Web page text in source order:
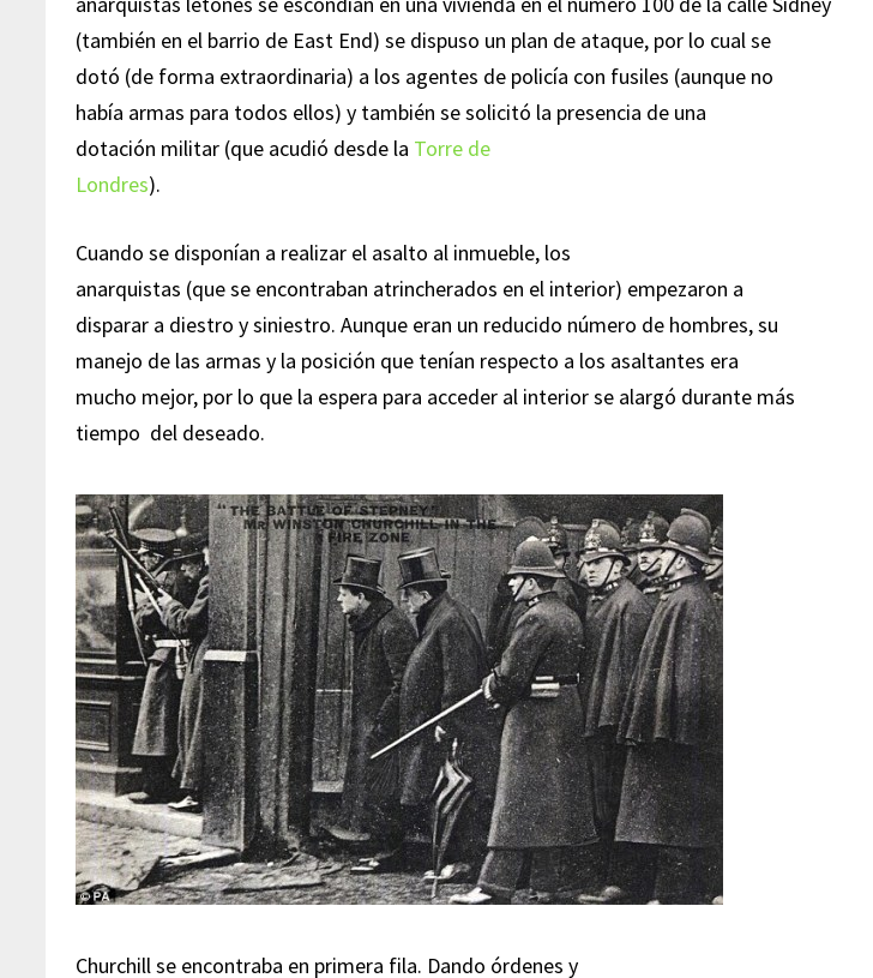
(también en el barrio de East End) se dispuso un plan de ataque, por lo cual se
dotó (de forma extraordinaria) a los agentes de policía con fusiles (aunque no
había armas para todos ellos) y también se solicitó la presencia de una
dotación militar (que acudió desde la Torre de
Londres).
Cuando se disponían a realizar el asalto al inmueble, los
anarquistas (que se encontraban atrincherados en el interior) empezaron a
disparar a diestro y siniestro. Aunque eran un reducido número de hombres, su
manejo de las armas y la posición que tenían respecto a los asaltantes era
mucho mejor, por lo que la espera para acceder al interior se alargó durante más
tiempo del deseado.
Churchill se encontraba en primera fila. Dando órdenes y